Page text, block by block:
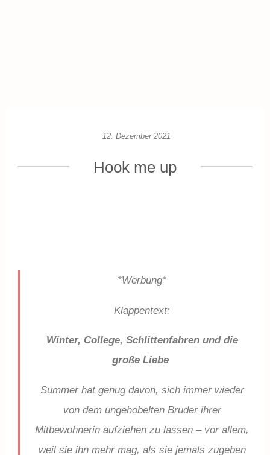
12. Dezember 2021
Hook me up
*Werbung*
Klappentext:
Winter, College, Schlittenfahren und die
große Liebe
Summer hat genug davon, sich immer wieder
von dem ungehobelten Bruder ihrer
Mitbewohnerin aufziehen zu lassen – vor allem,
weil sie ihn mehr mag, als sie jemals zugeben